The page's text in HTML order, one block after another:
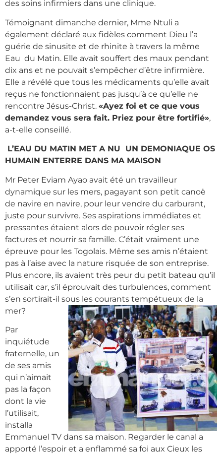
des soins infirmiers dans une clinique.
Témoignant dimanche dernier, Mme Ntuli a
également déclaré aux fidèles comment Dieu l’a
guérie de sinusite et de rhinite à travers la même
Eau du Matin. Elle avait souffert des maux pendant
dix ans et ne pouvait s’empêcher d’être infirmière.
Elle a révélé que tous les médicaments qu’elle avait
reçus ne fonctionnaient pas jusqu’à ce qu’elle ne
rencontre Jésus-Christ. «Ayez foi et ce que vous
demandez vous sera fait. Priez pour être fortifié»,
a-t-elle conseillé.
L’EAU DU MATIN MET A NU UN DEMONIAQUE OS
HUMAIN ENTERRE DANS MA MAISON
Mr Peter Eviam Ayao avait été un travailleur
dynamique sur les mers, pagayant son petit canoë
de navire en navire, pour leur vendre du carburant,
juste pour survivre. Ses aspirations immédiates et
pressantes étaient alors de pouvoir régler ses
factures et nourrir sa famille. C’était vraiment une
épreuve pour les Togolais. Même ses amis n’étaient
pas à l’aise avec la nature risquée de son entreprise.
Plus encore, ils avaient très peur du petit bateau qu’il
utilisait car, s’il éprouvait des turbulences, comment
s’en sortirait-il sous les courants tempétueux de la
mer?
Par
inquiétude
fraternelle, un
de ses amis
qui n’aimait
pas la façon
dont la vie
l’utilisait,
installa
Emmanuel TV dans sa maison. Regarder le canal a
apporté l’espoir et a enflammé sa foi aux Cieux les